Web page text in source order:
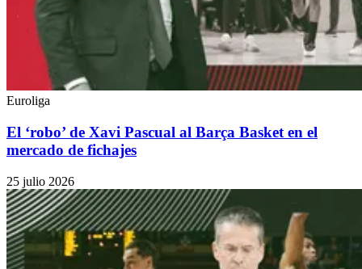
Euroliga
El ‘robo’ de Xavi Pascual al Barça Basket en el
mercado de fichajes
25 julio 2026